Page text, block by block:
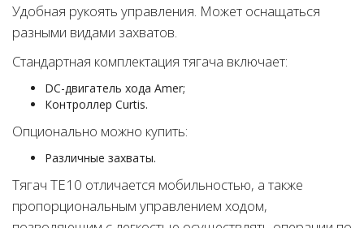
Удобная рукоять управления. Может оснащаться
разными видами захватов.
Cтандартная комплектация тягача включает:
DC-двигатель хода Amer;
Контроллер Curtis.
Опционально можно купить:
Различные захваты.
Тягач TE10 отличается мобильностью, а также
пропорциональным управлением ходом,